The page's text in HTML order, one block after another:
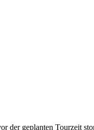
der geplanten Tourzeit